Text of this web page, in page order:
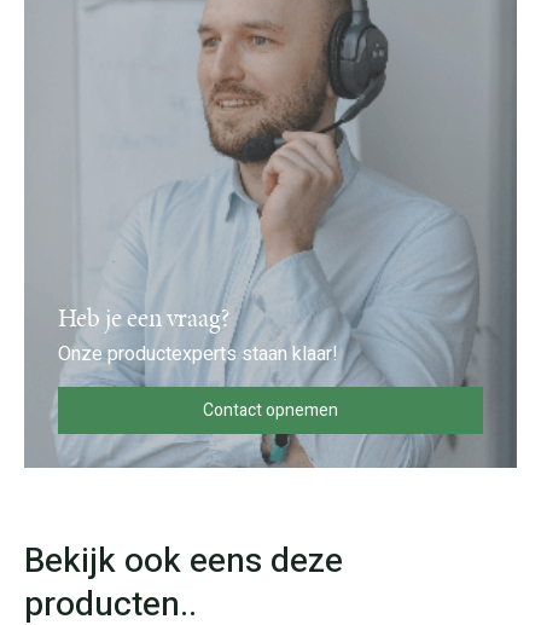
Heb je een vraag?
Onze productexperts staan klaar!
Contact opnemen